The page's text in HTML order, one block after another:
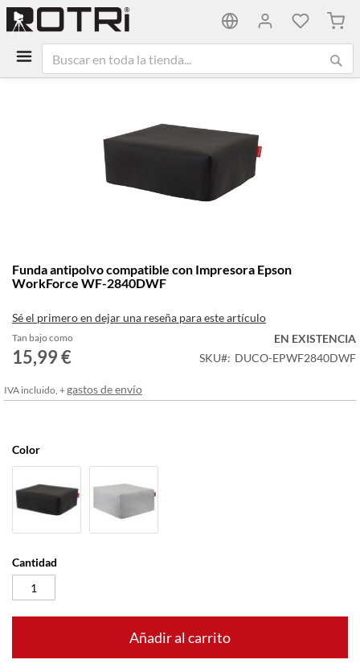
Mi
al
comienzo
la
galería
de
Funda antipolvo compatible con Impresora Epson
WorkForce WF-2840DWF
Sé el primero en dejar una reseña para este artículo
Tan bajo como
15,99 €
EN EXISTENCIA
SKU
DUCO-EPWF2840DWF
IVA incluido, +gastos de envío
Color
Cantidad
Añadir al carrito